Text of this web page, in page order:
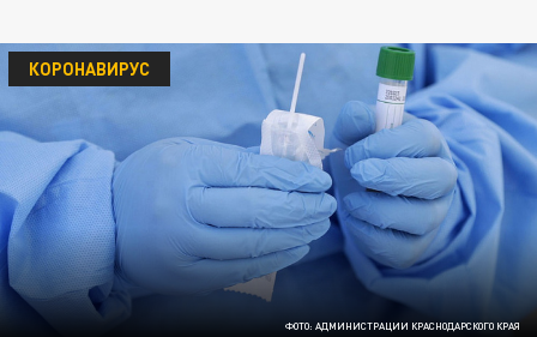
ФОТО: АДМИНИСТРАЦИИ КРАСНОДАРСКОГО КРАЯ
КОРОНАВИРУС